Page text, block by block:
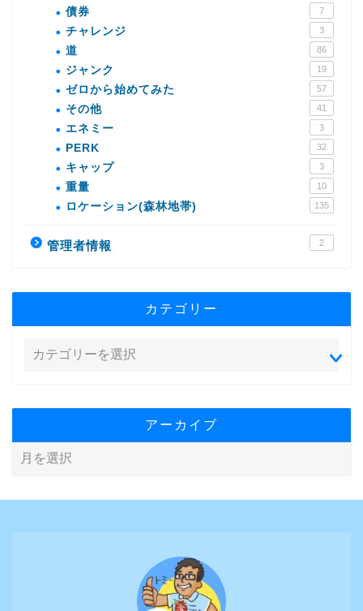
債券 7
チャレンジ 3
道 86
ジャンク 19
ゼロから始めてみた 57
その他 41
エネミー 3
PERK 32
キャップ 3
重量 10
ロケーション(森林地帯) 135
管理者情報 2
カテゴリー
アーカイブ